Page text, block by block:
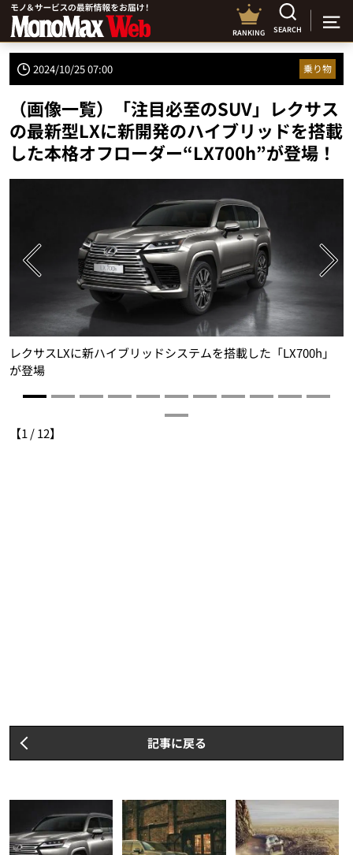
RANKING SEARCH
2024/10/25 07:00 乗り物
（画像一覧）「注目必至のSUV」レクサス
の最新型LXに新開発のハイブリッドを搭載
した本格オフローダー“LX700h”が登場！
レクサスLXに新ハイブリッドシステムを搭載した「LX700h」
が登場
【1 /12】
記事に戻る